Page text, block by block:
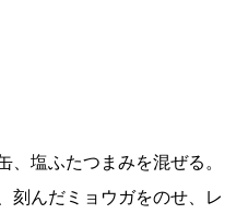
塩ふたつまみを混ぜる。
んだミョウガをのせ、レ